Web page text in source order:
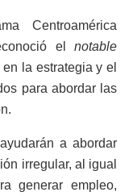
Centroamérica
el notable
la estrategia y el
para abordar las
a abordar
irregular, al igual
generar empleo,